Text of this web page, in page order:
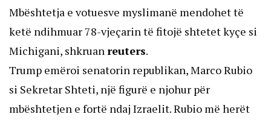
Mbështetja e votuesve myslimanë mendohet të
ketë ndihmuar 78-vjeçarin të fitojë shtetet kyçe si
Michigani, shkruanreuters.
Trump emëroi senatorin republikan, Marco Rubio
si Sekretar Shteti, një figurë e njohur për
mbështetjen e fortë ndaj Izraelit. Rubio më herët